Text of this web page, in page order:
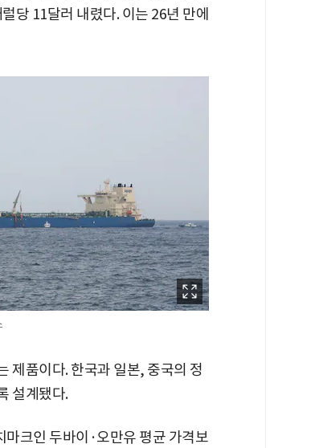
당 11달러 내렸다. 이는 26년 만에
제품이다. 한국과 일본, 중국의 정
설계됐다.
크인 두바이·오만유 평균 가격보